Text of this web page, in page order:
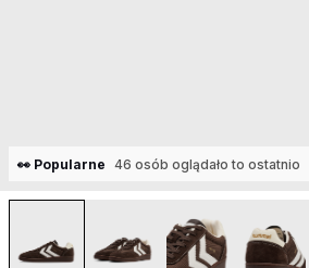
👀 Popularne 46 osób oglądało to ostatnio